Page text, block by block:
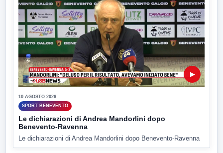
▶
10 AGOSTO 2026
SPORT BENEVENTO
Le dichiarazioni di Andrea Mandorlini dopo
Benevento-Ravenna
Le dichiarazioni di Andrea Mandorlini dopo Benevento-Ravenna